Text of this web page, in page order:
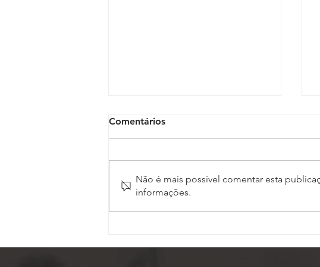
ASSOJAF-GO completa 27
Comentários
Não é mais possível comentar esta
informações.